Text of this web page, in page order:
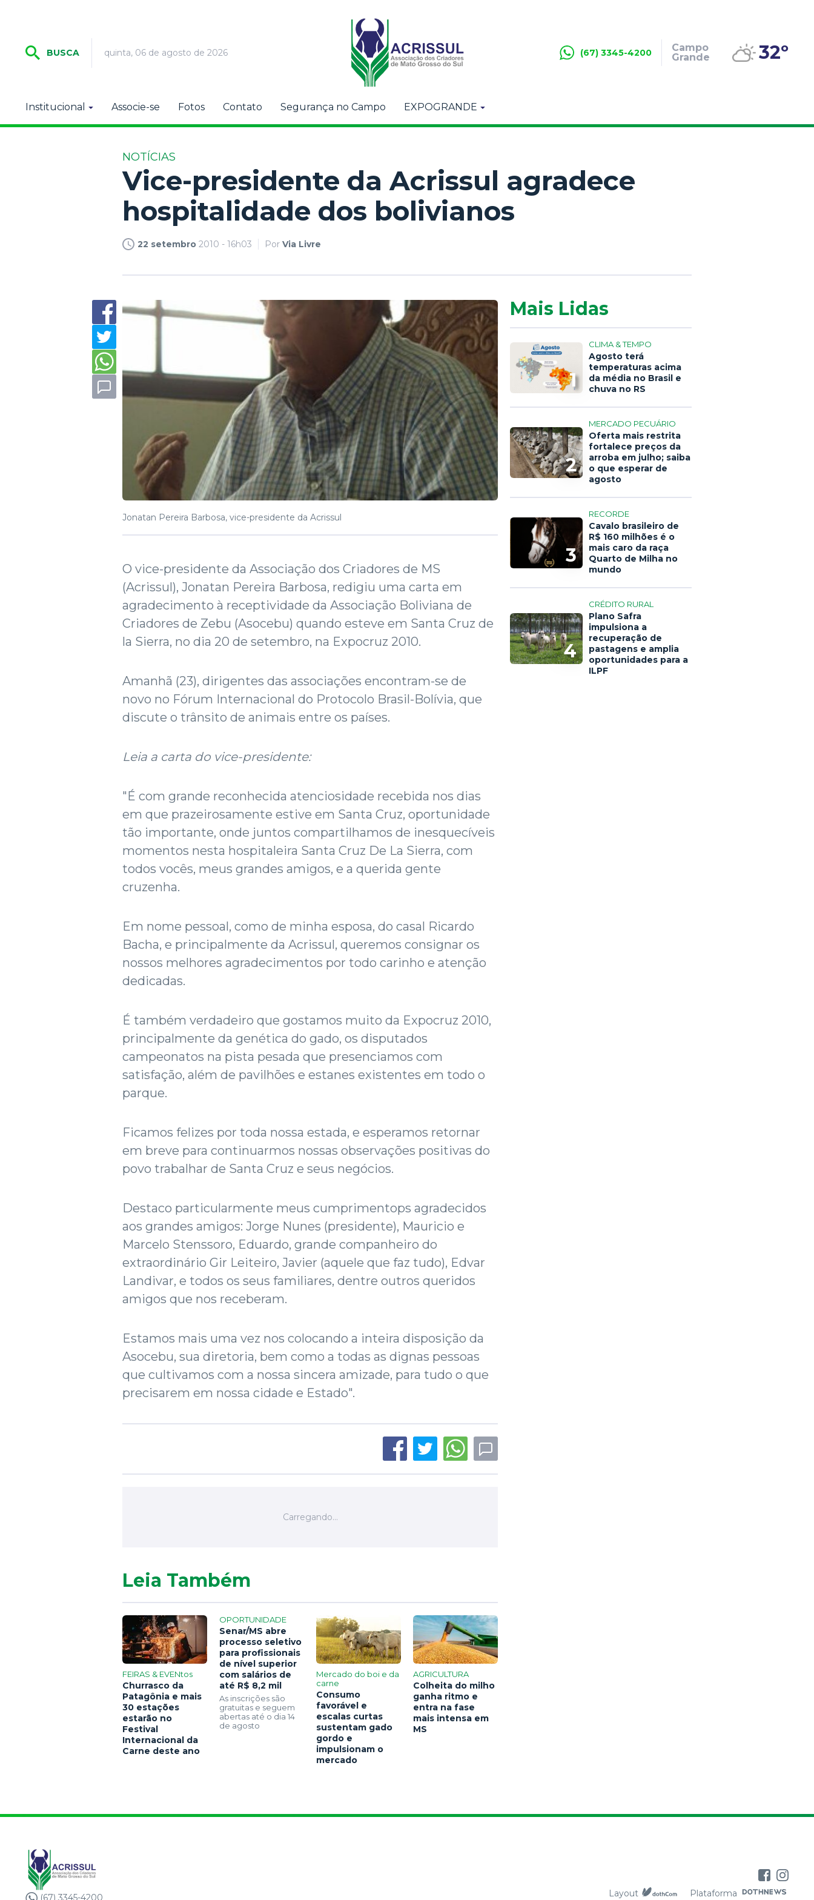
BUSCA quinta, 06 de agosto de 2026 (67) 3345-4200
Campo
Grande
32º
Institucional Associe-se Fotos Contato Segurança no Campo EXPOGRANDE
NOTÍCIAS
Vice-presidente da Acrissul agradece
hospitalidade dos bolivianos
22 setembro 2010 - 16h03 Por Via Livre
Jonatan Pereira Barbosa, vice-presidente da Acrissul
O vice-presidente da Associação dos Criadores de MS
(Acrissul), Jonatan Pereira Barbosa, redigiu uma carta em
agradecimento à receptividade da Associação Boliviana de
Criadores de Zebu (Asocebu) quando esteve em Santa Cruz de
la Sierra, no dia 20 de setembro, na Expocruz 2010.
Amanhã (23), dirigentes das associações encontram-se de
novo no Fórum Internacional do Protocolo Brasil-Bolívia, que
discute o trânsito de animais entre os países.
Leia a carta do vice-presidente:
"É com grande reconhecida atenciosidade recebida nos dias
em que prazeirosamente estive em Santa Cruz, oportunidade
tão importante, onde juntos compartilhamos de inesquecíveis
momentos nesta hospitaleira Santa Cruz De La Sierra, com
todos vocês, meus grandes amigos, e a querida gente
cruzenha.
Em nome pessoal, como de minha esposa, do casal Ricardo
Bacha, e principalmente da Acrissul, queremos consignar os
nossos melhores agradecimentos por todo carinho e atenção
dedicadas.
É também verdadeiro que gostamos muito da Expocruz 2010,
principalmente da genética do gado, os disputados
campeonatos na pista pesada que presenciamos com
satisfação, além de pavilhões e estanes existentes em todo o
parque.
Ficamos felizes por toda nossa estada, e esperamos retornar
em breve para continuarmos nossas observações positivas do
povo trabalhar de Santa Cruz e seus negócios.
Destaco particularmente meus cumprimentops agradecidos
aos grandes amigos: Jorge Nunes (presidente), Mauricio e
Marcelo Stenssoro, Eduardo, grande companheiro do
extraordinário Gir Leiteiro, Javier (aquele que faz tudo), Edvar
Landivar, e todos os seus familiares, dentre outros queridos
amigos que nos receberam.
Estamos mais uma vez nos colocando a inteira disposição da
Asocebu, sua diretoria, bem como a todas as dignas pessoas
que cultivamos com a nossa sincera amizade, para tudo o que
precisarem em nossa cidade e Estado".
Mais Lidas
1
CLIMA & TEMPO
Agosto terá
temperaturas acima
da média no Brasil e
chuva no RS
2
MERCADO PECUÁRIO
Oferta mais restrita
fortalece preços da
arroba em julho; saiba
o que esperar de
agosto
3
RECORDE
Cavalo brasileiro de
R$ 160 milhões é o
mais caro da raça
Quarto de Milha no
mundo
4
CRÉDITO RURAL
Plano Safra
impulsiona a
recuperação de
pastagens e amplia
oportunidades para a
ILPF
Leia Também
FEIRAS & EVENtos
Churrasco da
Patagônia e mais
30 estações
estarão no
Festival
Internacional da
Carne deste ano
OPORTUNIDADE
Senar/MS abre
processo seletivo
para profissionais
de nível superior
com salários de
até R$ 8,2 mil
As inscrições são
gratuitas e seguem
abertas até o dia 14
de agosto
Mercado do boi e da
carne
Consumo
favorável e
escalas curtas
sustentam gado
gordo e
impulsionam o
mercado
AGRICULTURA
Colheita do milho
ganha ritmo e
entra na fase
mais intensa em
MS
(67) 3345-4200 Layout Plataforma